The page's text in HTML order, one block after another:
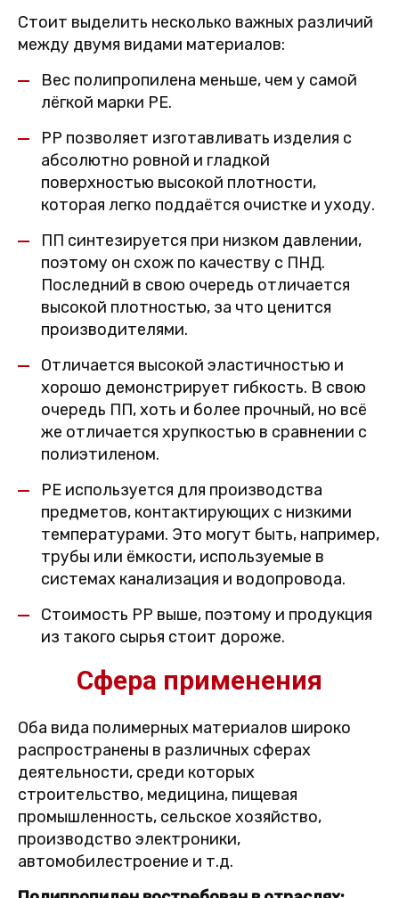
Стоит выделить несколько важных различий
между двумя видами материалов:
Вес полипропилена меньше, чем у самой
лёгкой марки PE.
PP позволяет изготавливать изделия с
абсолютно ровной и гладкой
поверхностью высокой плотности,
которая легко поддаётся очистке и уходу.
ПП синтезируется при низком давлении,
поэтому он схож по качеству с ПНД.
Последний в свою очередь отличается
высокой плотностью, за что ценится
производителями.
Отличается высокой эластичностью и
хорошо демонстрирует гибкость. В свою
очередь ПП, хоть и более прочный, но всё
же отличается хрупкостью в сравнении с
полиэтиленом.
PE используется для производства
предметов, контактирующих с низкими
температурами. Это могут быть, например,
трубы или ёмкости, используемые в
системах канализация и водопровода.
Стоимость PP выше, поэтому и продукция
из такого сырья стоит дороже.
Сфера применения
Оба вида полимерных материалов широко
распространены в различных сферах
деятельности, среди которых
строительство, медицина, пищевая
промышленность, сельское хозяйство,
производство электроники,
автомобилестроение и т.д.